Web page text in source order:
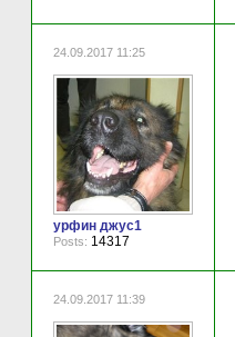
24.09.2017 11:25
урфин джус1
Posts: 14317
24.09.2017 11:39